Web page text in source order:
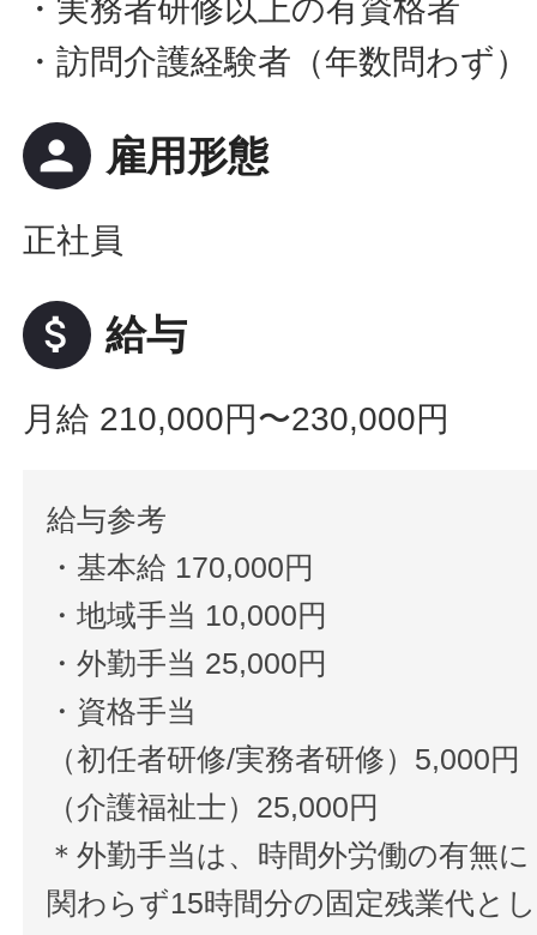
・実務者研修以上の有資格者
・訪問介護経験者（年数問わず）
person 雇用形態
正社員
attach_money 給与
月給 210,000円〜230,000円
給与参考
・基本給 170,000円
・地域手当 10,000円
・外勤手当 25,000円
・資格手当
（初任者研修/実務者研修）5,000円
（介護福祉士）25,000円
＊外勤手当は、時間外労働の有無に
関わらず15時間分の固定残業代と